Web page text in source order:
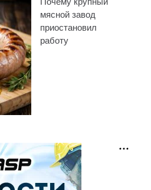
мясной завод
приостановил
работу